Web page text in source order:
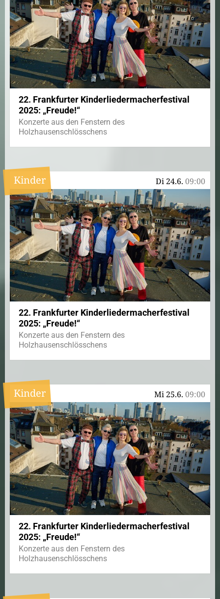
22. Frankfurter Kinderliedermacherfestival
2025: „Freude!“
Konzerte aus den Fenstern des
Holzhausenschlösschens
Di 24.6. 09:00
Kinder
22. Frankfurter Kinderliedermacherfestival
2025: „Freude!“
Konzerte aus den Fenstern des
Holzhausenschlösschens
Mi 25.6. 09:00
Kinder
22. Frankfurter Kinderliedermacherfestival
2025: „Freude!“
Konzerte aus den Fenstern des
Holzhausenschlösschens